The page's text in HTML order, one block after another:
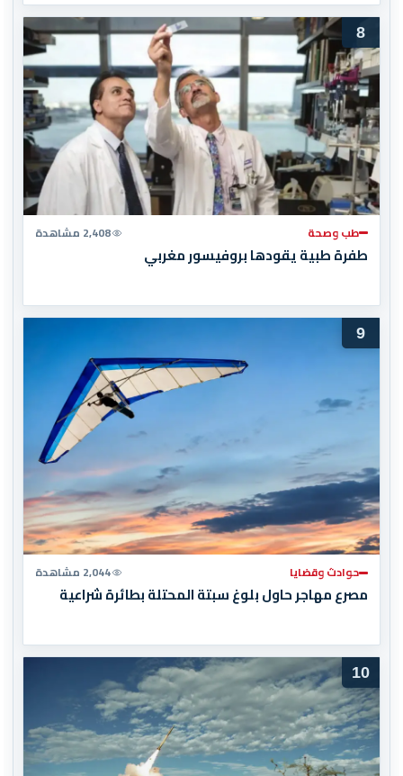
8
طب وصحة 2,408 مشاهدة
طفرة طبية يقودها بروفيسور مغربي
9
حوادث وقضايا 2,044 مشاهدة
مصرع مهاجر حاول بلوغ سبتة المحتلة بطائرة شراعية
10